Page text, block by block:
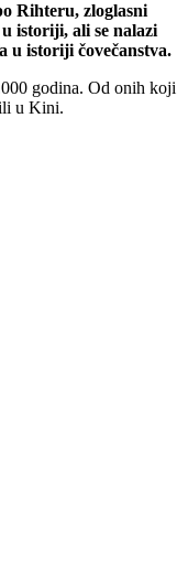
Rihteru, zloglasni
istoriji, ali se nalazi
u istoriji čovečanstva.
godina. Od onih koji
u Kini.